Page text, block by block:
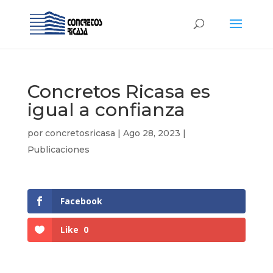
Concretos Ricasa es
igual a confianza
por concretosricasa | Ago 28, 2023 |
Publicaciones
Facebook
Like 0